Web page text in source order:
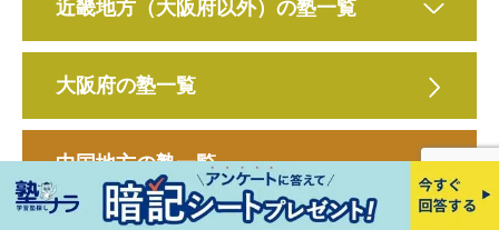
近畿地方（大阪府以外）の塾一覧
大阪府の塾一覧
中国地方の塾一覧